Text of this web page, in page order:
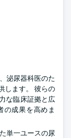
泌尿器科医のた
します。 彼らの
な臨床証拠と広
の成果を高めま
単一ユースの尿